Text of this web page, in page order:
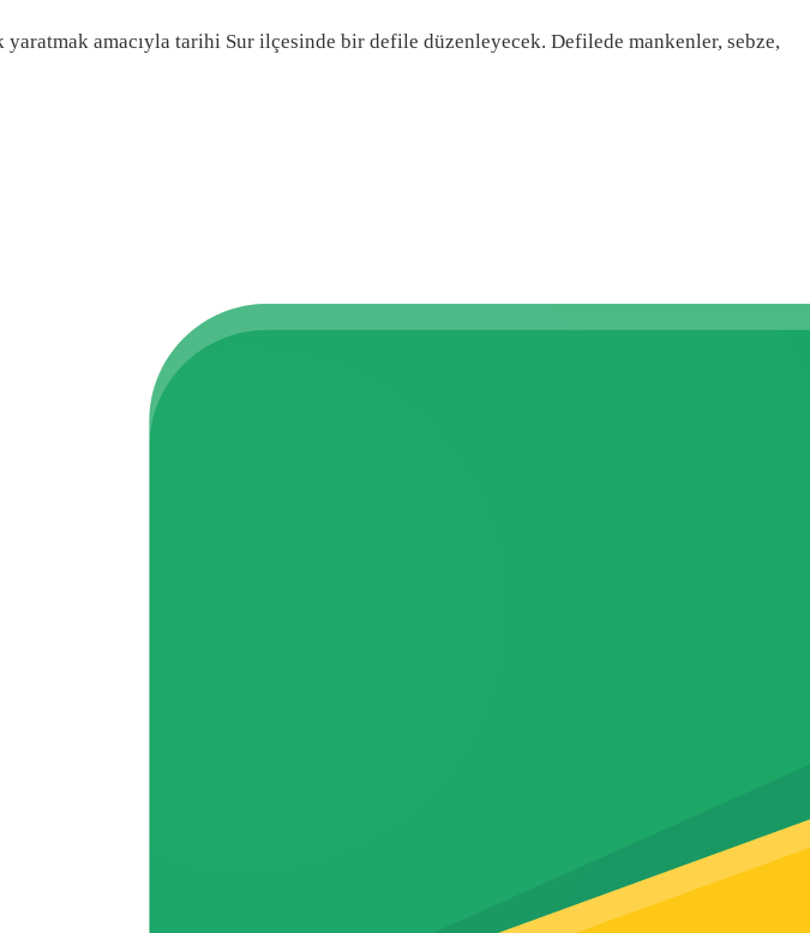
amacıyla tarihi Sur ilçesinde bir defile düzenleyecek. Defilede mankenler, sebze,